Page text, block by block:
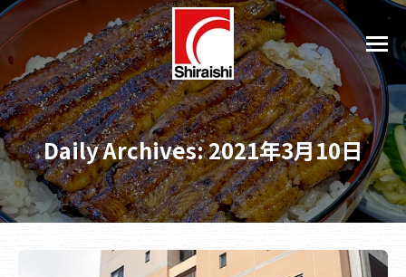
Daily Archives:2021年3月10日